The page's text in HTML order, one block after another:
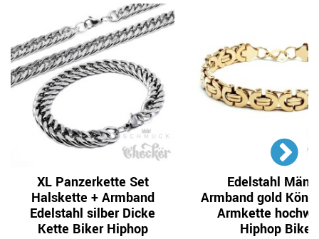
XL Panzerkette Set
Halskette + Armband
Edelstahl silber Dicke
Kette Biker Hiphop
Edelstahl
Armband gold
Armkette
Hiphop Biker